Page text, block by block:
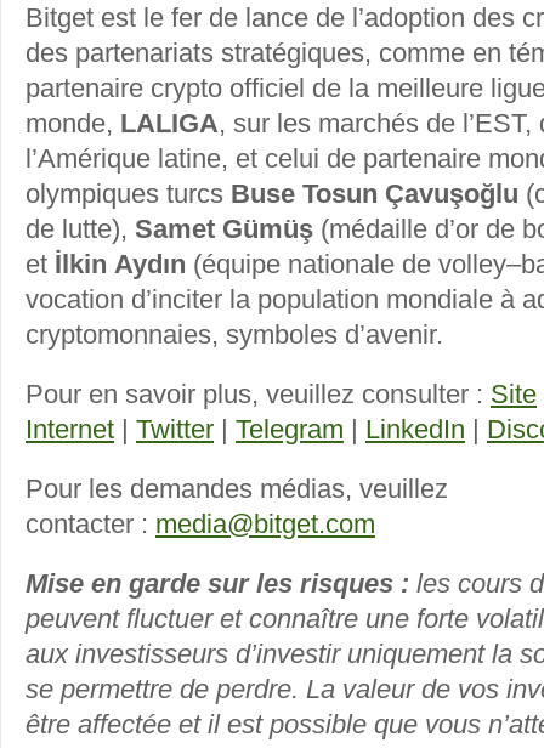
Bitget est le fer de lance de l’adoption des
des partenariats stratégiques, comme en
partenaire crypto officiel de la meilleure
monde, LALIGA, sur les marchés de l’EST,
l’Amérique latine, et celui de partenaire
olympiques turcs Buse Tosun Çavuşoğlu
de lutte), Samet Gümüş (médaille d’or de
et İlkin Aydın (équipe nationale de
vocation d’inciter la population mondiale à
cryptomonnaies, symboles d’avenir.
Pour en savoir plus, veuillez consulter : Site
Internet | Twitter | Telegram | LinkedIn |
Pour les demandes médias, veuillez
contacter : media@bitget.com
Mise en garde sur les risques : les cours
peuvent fluctuer et connaître une forte
aux investisseurs d’investir uniquement la
se permettre de perdre. La valeur de vos
être affectée et il est possible que vous